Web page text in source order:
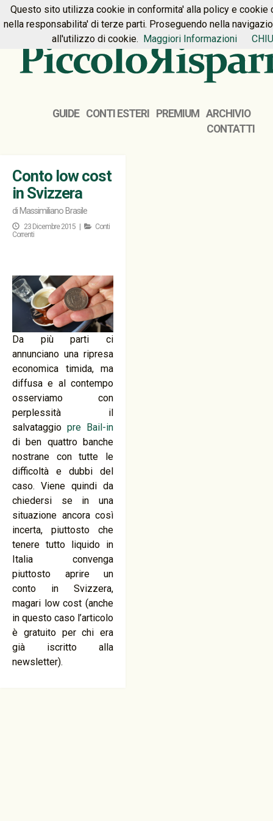
HOME PREMIUM CONTATTI
GUIDE CONTI ESTERI PREMIUM
ARCHIVIO
CONTATTI
Conto low cost
in Svizzera
di Massimiliano Brasile
23 Dicembre 2015 |
Conti
Correnti
Da più parti ci
annunciano una ripresa
economica timida, ma
diffusa e al contempo
osserviamo con
perplessità il
salvataggiopre Bail-in
di ben quattro banche
nostrane con tutte le
difficoltà e dubbi del
caso. Viene quindi da
chiedersi se in una
situazione ancora così
incerta, piuttosto che
tenere tutto liquido in
Italia convenga
piuttosto aprire un
conto in Svizzera,
magari low cost (anche
in questo caso l’articolo
è gratuito per chi era
già iscritto alla
newsletter).
Questo sito utilizza cookie in conformita' alla policy e cookie
nella responsabilita' di terze parti. Proseguendo nella
all'utilizzo di cookie. Maggiori Informazioni